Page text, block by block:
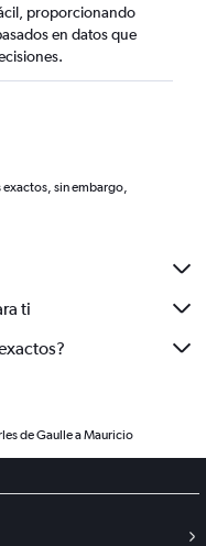
proporcionando
en datos que
sin embargo,
ti
de Gaulle a Mauricio